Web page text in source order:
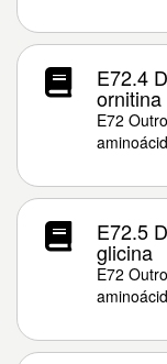
E72.4
ornitina
E72
E72.5
glicina
E72